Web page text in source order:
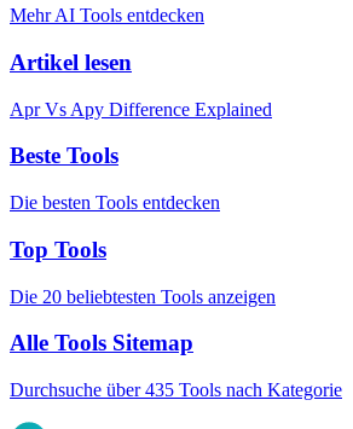
Mehr AI Tools entdecken
Artikel lesen
Apr Vs Apy Difference Explained
Beste Tools
Die besten Tools entdecken
Top Tools
Die 20 beliebtesten Tools anzeigen
Alle Tools Sitemap
Durchsuche über 435 Tools nach Kategorie